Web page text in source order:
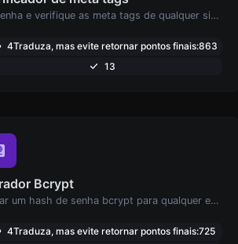
Obtenha e verifique as meta tags de qualquer site.
4Traduza, mas evite retornar pontos finais:863
13
Bcrypt
Gerar um hash de senha bcrypt para qualquer entrada de string.
4Traduza, mas evite retornar pontos finais:725